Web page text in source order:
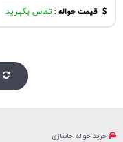
قیمت حواله : تماس بگیرید
خرید حواله جانبازی